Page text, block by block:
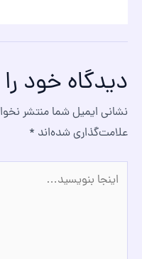
دیدگاه‌ خود
نشانی ایمیل شما منتشر
علامت‌گذاری شده‌اند *
اینجا